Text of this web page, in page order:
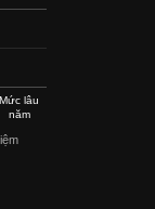
Mức lâu
năm